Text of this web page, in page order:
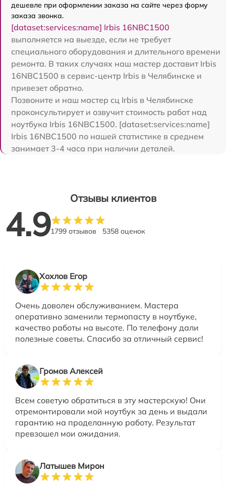
дешевле при оформлении заказа на сайте через форму
заказа звонка.
[dataset:services:name] Irbis 16NBC1500
выполняется на выезде, если не требует
специального оборудования и длительного времени
ремонта. В таких случаях наш мастер доставит Irbis
16NBC1500 в сервис-центр Irbis в Челябинске и
привезет обратно.
Позвоните и наш мастер сц Irbis в Челябинске
проконсультирует и озвучит стоимость работ над
ноутбука Irbis 16NBC1500. [dataset:services:name]
Irbis 16NBC1500 по нашей статистике в среднем
занимает 3-4 часа при наличии деталей.
Отзывы клиентов
4.91799 отзывов 5358 оценок
Хохлов Егор
Очень доволен обслуживанием. Мастера
оперативно заменили термопасту в ноутбуке,
качество работы на высоте. По телефону дали
полезные советы. Спасибо за отличный сервис!
Громов Алексей
Всем советую обратиться в эту мастерскую! Они
отремонтировали мой ноутбук за день и выдали
гарантию на проделанную работу. Результат
превзошел мои ожидания.
Латышев Мирон